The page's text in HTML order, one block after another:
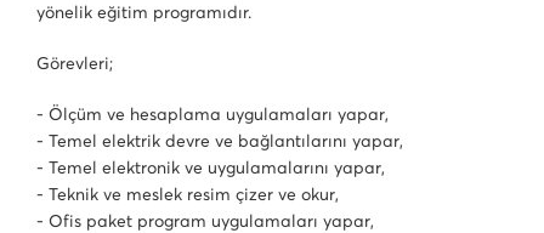
yönelik eğitim programıdır.
Görevleri;
- Ölçüm ve hesaplama uygulamaları yapar,
- Temel elektrik devre ve bağlantılarını yapar,
- Temel elektronik ve uygulamalarını yapar,
- Teknik ve meslek resim çizer ve okur,
- Ofis paket program uygulamaları yapar,